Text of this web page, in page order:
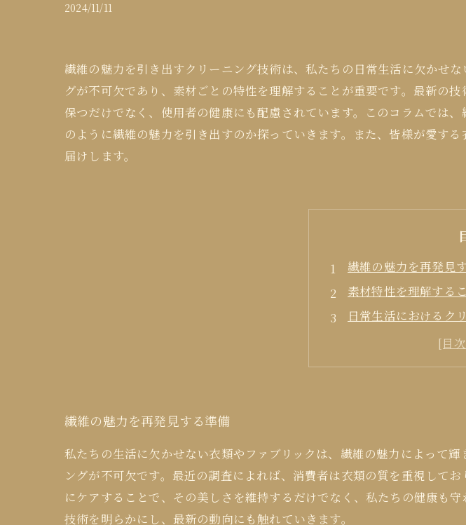
2024/11/11
繊維の魅力を引き出すクリーニング技術は、私たちの日常生活に欠かせ
グが不可欠であり、素材ごとの特性を理解することが重要です。最新の
保つだけでなく、使用者の健康にも配慮されています。このコラムでは
のように繊維の魅力を引き出すのか探っていきます。また、皆様が愛す
届けします。
繊維の魅力を再発見
素材特性を理解する
日常生活におけるク
繊維の魅力を再発見する準備
私たちの生活に欠かせない衣類やファブリックは、繊維の魅力によって
ングが不可欠です。最近の調査によれば、消費者は衣類の質を重視して
にケアすることで、その美しさを維持するだけでなく、私たちの健康も
技術を明らかにし、最新の動向にも触れていきます。